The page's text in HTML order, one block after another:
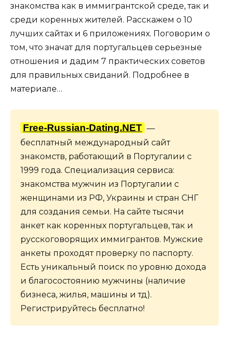
знакомства как в иммигрантской среде, так и
среди коренных жителей. Расскажем о 10
лучших сайтах и 6 приложениях. Поговорим о
том, что значат для португальцев серьезные
отношения и дадим 7 практических советов
для правильных свиданий. Подробнее в
материале…
Free-Russian-Dating.NET —
бесплатный международный сайт
знакомств, работающий в Португалии с
1999 года. Специализация сервиса:
знакомства мужчин из Португалии с
женщинами из РФ, Украины и стран СНГ
для создания семьи. На сайте тысячи
анкет как коренных португальцев, так и
русскоговорящих иммигрантов. Мужские
анкеты проходят проверку по паспорту.
Есть уникальный поиск по уровню дохода
и благосостоянию мужчины (наличие
бизнеса, жилья, машины и тд).
Регистрируйтесь бесплатно!